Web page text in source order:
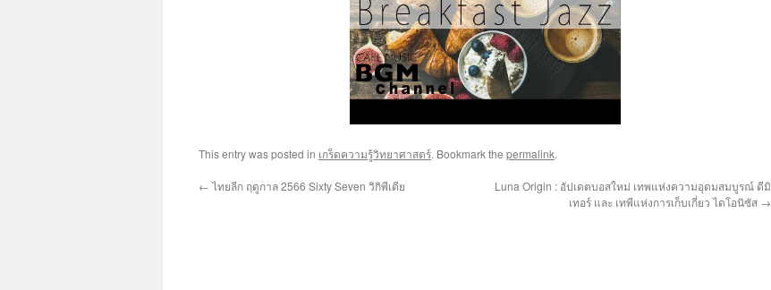
This entry was posted in เกร็ดความรู้วิทยาศาสตร์. Bookmark the permalink.
←ไทยลีก ฤดูกาล 2566 Sixty Seven วิกิพีเดีย
Luna Origin : อัปเดตบอสใหม่ เทพแห่งความอุดมสมบูรณ์ ดีมิ
เทอร์ และ เทพีแห่งการเก็บเกี่ยว ไดโอนิซัส →